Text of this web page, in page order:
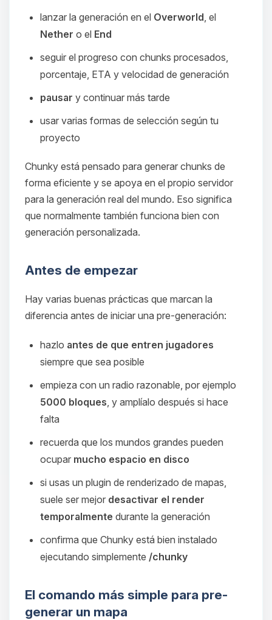
lanzar la generación en el Overworld , el
Nether o el End
seguir el progreso con chunks procesados,
porcentaje, ETA y velocidad de generación
pausar y continuar más tarde
usar varias formas de selección según tu
proyecto
Chunky está pensado para generar chunks de
forma eficiente y se apoya en el propio servidor
para la generación real del mundo. Eso significa
que normalmente también funciona bien con
generación personalizada.
Antes de empezar
Hay varias buenas prácticas que marcan la
diferencia antes de iniciar una pre-generación:
hazlo antes de que entren jugadores
siempre que sea posible
empieza con un radio razonable, por ejemplo
5000 bloques , y amplíalo después si hace
falta
recuerda que los mundos grandes pueden
ocupar mucho espacio en disco
si usas un plugin de renderizado de mapas,
suele ser mejor desactivar el render
temporalmente durante la generación
confirma que Chunky está bien instalado
ejecutando simplemente /chunky
El comando más simple para pre-
generar un mapa